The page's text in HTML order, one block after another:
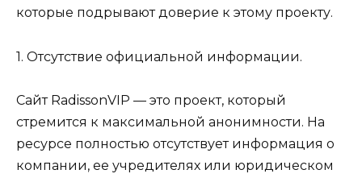
которые подрывают доверие к этому проекту.
1. Отсутствие официальной информации.
Сайт RadissonVIP — это проект, который
стремится к максимальной анонимности. На
ресурсе полностью отсутствует информация о
компании, ее учредителях или юридическом